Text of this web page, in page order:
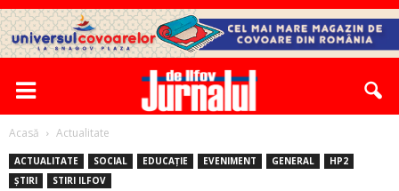
Acasă Actualitate
ACTUALITATE SOCIAL EDUCAȚIE EVENIMENT GENERAL
HP2
ȘTIRI
STIRI ILFOV